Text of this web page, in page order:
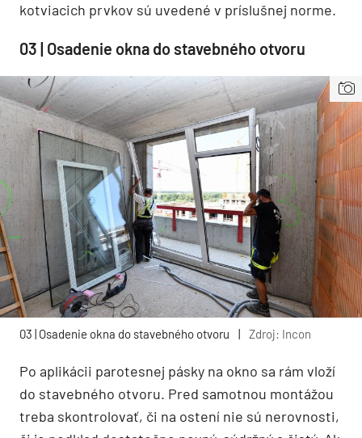
kotviacich prvkov sú uvedené v príslušnej norme.
03 | Osadenie okna do stavebného otvoru
03 | Osadenie okna do stavebného otvoru | Zdroj: Incon
Po aplikácii parotesnej pásky na okno sa rám vloží
do stavebného otvoru. Pred samotnou montážou
treba skontrolovať, či na ostení nie sú nerovnosti,